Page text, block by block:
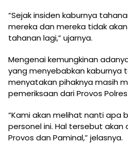
“Sejak insiden kaburnya
mereka dan mereka tidak
tahanan lagi,” ujarnya.
Mengenai kemungkinan
yang menyebabkan kaburnya
menyatakan pihaknya masih
pemeriksaan dari Provos Polres
“Kami akan melihat nanti apa
personel ini. Hal tersebut akan
Provos dan Paminal,” jelasnya.